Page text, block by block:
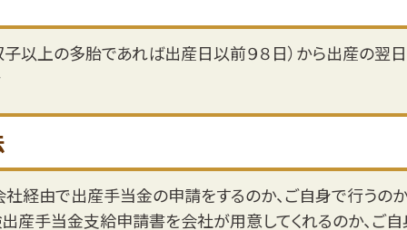
以上の多胎であれば出産日以前９８日）から出産の翌
経由で出産手当金の申請をするのか、ご自身で行うのか
産手当金支給申請書を会社が用意してくれるのか、ご